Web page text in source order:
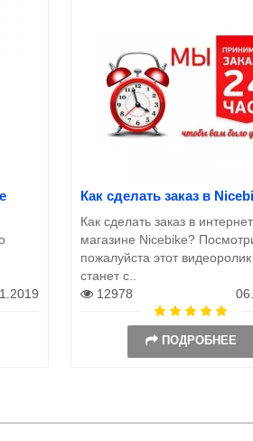
Как сделать заказ в
Как сделать заказ в интернет
магазине Nicebike?
пожалуйста этот
станет с..
12978
ПОДРОБНЕЕ